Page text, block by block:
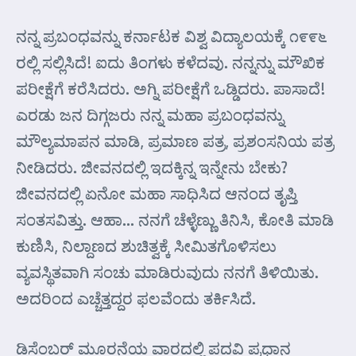
ನನ್ನ ಪ್ರಬಂಧವನ್ನು ಕರ್ನಾಟಕ ವಿಶ್ವ ವಿದ್ಯಾಲಯಕ್ಕೆ ೧೯೯೬
ರಲ್ಲಿ ಸಲ್ಲಿಸಿದೆ! ಐದು ತಿಂಗಳು ಕಳೆದವು. ನನ್ನನ್ನು ಮೌಖಿಕ
ಪರೀಕ್ಷೆಗೆ ಕರೆಸಿದರು. ಅಗ್ನಿ ಪರೀಕ್ಷೆಗೆ ಒಡ್ಡಿದರು. ಪಾಸಾದೆ!
ಎರಡು ಜನ ದಿಗ್ಗಜರು ನನ್ನ ಮಹಾ ಪ್ರಬಂಧವನ್ನು
ಮೌಲ್ಯಮಾಪನ ಮಾಡಿ, ಪ್ರಮಾಣ ಪತ್ರ, ಪ್ರಶಂಸನಿಯ ಪತ್ರ
ನೀಡಿದರು. ಜೀವನದಲ್ಲಿ ಇದಕ್ಕಿನ್ನ ಇನ್ನೇನು ಬೇಕು?
ಜೀವನದಲ್ಲಿ ಏನೋ ಮಹಾ ಸಾಧಿಸಿದ ಆನಂದ ತೃಪ್ತಿ
ಸಂತಸವಿತ್ತು. ಆಹಾ… ನನಗೆ ಚೆಳ್ಳೆಣ್ಣು ತಿನಿಸಿ, ಕೋತಿ ಮಾಡಿ
ಕುಣಿಸಿ, ನಿಲ್ದಾಣದ ಶುಚಿತ್ವಕ್ಕೆ ಸೀಮಿತಗೊಳಿಸಲು
ವ್ಯವಸ್ಥಿತವಾಗಿ ಸಂಚು ಮಾಡಿರುವುದು ನನಗೆ ತಿಳಿಯಿತು.
ಅದರಿಂದ ಎಚ್ಚೆತ್ತದ್ದರ ಫಲವೆಂದು ತರ್ಕಿಸಿದೆ.
ಡಿಸೆಂಬರ್ ಮೂರನೆಯ ವಾರದಲ್ಲಿ ಪದವಿ ಪ್ರಧಾನ